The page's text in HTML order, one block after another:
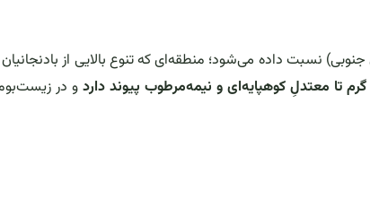
نسبت داده می‌شود؛ منطقه‌ای که تنوع بالایی از
تا معتدلِ کوهپایه‌ای و نیمه‌مرطوب پیوند داردو در